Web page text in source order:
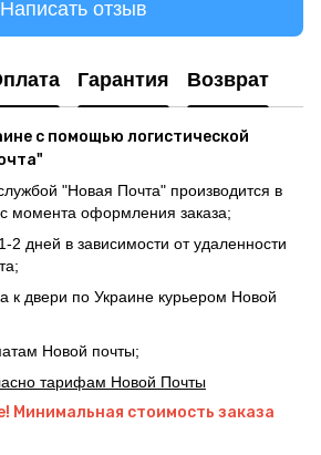
Написать отзыв
Гарантия Возврат
с помощью логистической
"Новая Почта" производится в
момента оформления заказа;
2 дней в зависимости от удаленности
к двери по Украине курьером Новой
Новой почты;
тарифам Новой Почты
Минимальная стоимость заказа